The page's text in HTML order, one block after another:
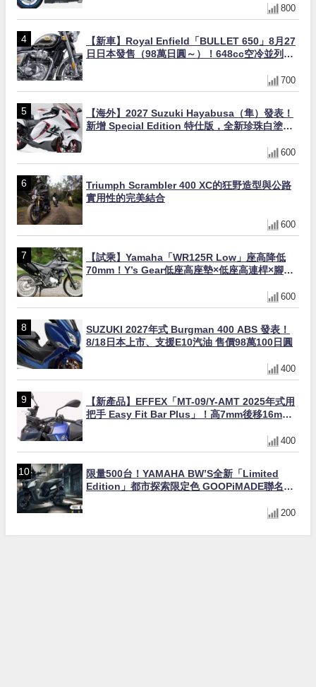
800
【新車】Royal Enfield「BULLET 650」8月27
日日本發售（98萬日圓～）！648cc空冷並列雙
700
【海外】2027 Suzuki Hayabusa（隼）發表！
新增 Special Edition 特仕版，全新珍珠白塗裝
600
Triumph Scrambler 400 XC的狂野造型與公路
實用性的完美結合
600
【試乘】Yamaha「WR125R Low」座高降低
70mm！Y’s Gear低座高座墊×低座高連桿×腳踏
600
SUZUKI 2027年式 Burgman 400 ABS 發表！
8/18日本上市、支援E10汽油 售價98萬100日圓
400
【新產品】EFFEX「MT-09/Y-AMT 2025年式用
把手 Easy Fit Bar Plus」！高7mm後移16mm
400
限量500台！YAMAHA BW’S全新「Limited
Edition」都市探索限定色 GOOPiMADE聯名包
200